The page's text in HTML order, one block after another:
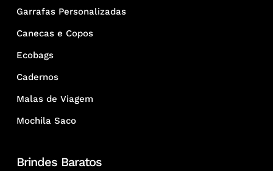
Garrafas Personalizadas
Canecas e Copos
Ecobags
Cadernos
Malas de Viagem
Mochila Saco
Brindes Baratos